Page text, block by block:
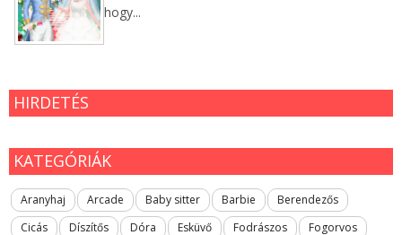
hogy...
HIRDETÉS
KATEGÓRIÁK
Aranyhaj Arcade Baby sitter Barbie
Berendezős
Cicás
Díszítős Dóra Esküvő Fodrászos
Fogorvos